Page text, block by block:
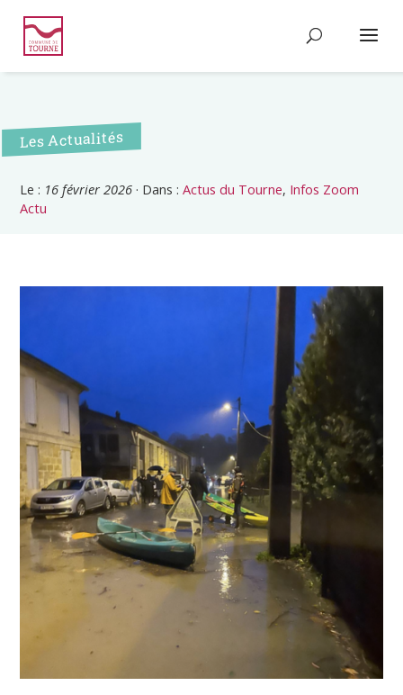
Les Actualités
Le : 16 février 2026 · Dans :Actus du Tourne, Infos Zoom
Actu